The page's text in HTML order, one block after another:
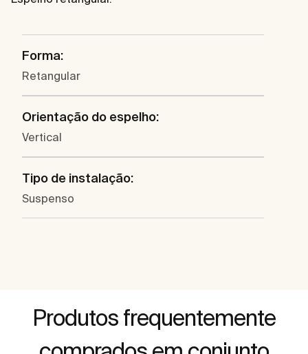
Forma:
Retangular
Orientação do espelho:
Vertical
Tipo de instalação:
Suspenso
Produtos frequentemente